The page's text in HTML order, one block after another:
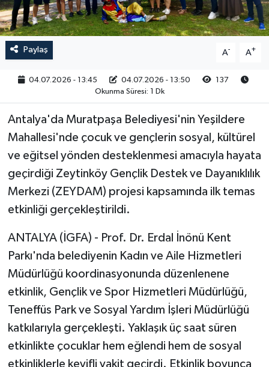
Paylaş A- A+
04.07.2026 - 13:45 04.07.2026 - 13:50
137
Okunma Süresi: 1 Dk
Antalya'da Muratpaşa Belediyesi'nin Yeşildere
Mahallesi'nde çocuk ve gençlerin sosyal, kültürel
ve eğitsel yönden desteklenmesi amacıyla hayata
geçirdiği Zeytinköy Gençlik Destek ve Dayanıklılık
Merkezi (ZEYDAM) projesi kapsamında ilk temas
etkinliği gerçekleştirildi.
ANTALYA (İGFA) - Prof. Dr. Erdal İnönü Kent
Parkı'nda belediyenin Kadın ve Aile Hizmetleri
Müdürlüğü koordinasyonunda düzenlenene
etkinlik, Gençlik ve Spor Hizmetleri Müdürlüğü,
Teneffüs Park ve Sosyal Yardım İşleri Müdürlüğü
katkılarıyla gerçekleşti. Yaklaşık üç saat süren
etkinlikte çocuklar hem eğlendi hem de sosyal
etkinliklerle keyifli vakit geçirdi. Etkinlik boyunca
RESMİ İLAN